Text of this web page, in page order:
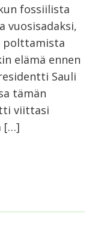
fossiilista
vuosisadaksi,
polttamista
elämä ennen
Sauli
tämän
viittasi
[…]